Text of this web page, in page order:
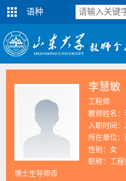
语种
李慧敏
工程师
教师姓名：
入职时间：
所在单位
性别：女
职称：工程
博士生导师否